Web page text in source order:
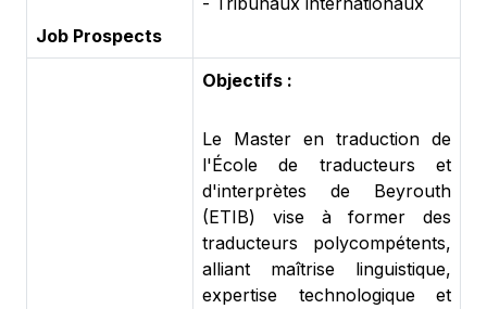
Job Prospects
Objectifs :
Le Master en traduction de
l'École de traducteurs et
d'interprètes de Beyrouth
(ETIB) vise à former des
traducteurs polycompétents,
alliant maîtrise linguistique,
expertise technologique et